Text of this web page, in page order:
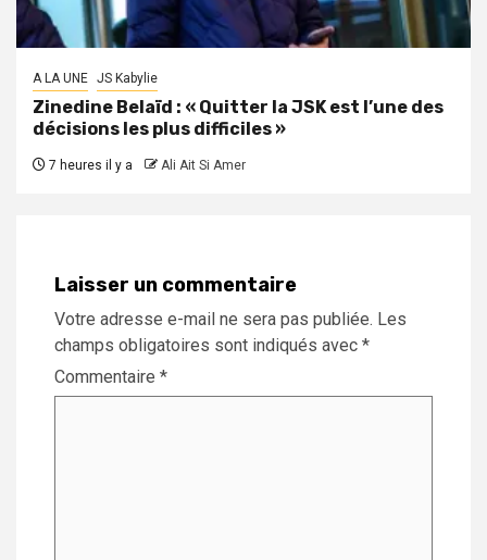
A LA UNE JS Kabylie
Zinedine Belaïd : « Quitter la JSK est l’une des
décisions les plus difficiles »
7 heures il y a Ali Ait Si Amer
Laisser un commentaire
Votre adresse e-mail ne sera pas publiée. Les
champs obligatoires sont indiqués avec *
Commentaire *